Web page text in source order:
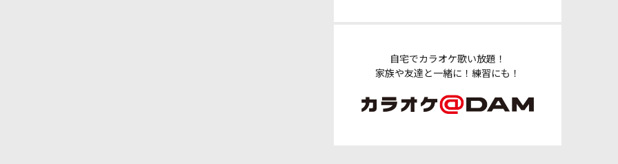
自宅でカラオケ歌い放題！
家族や友達と一緒に！練習にも！